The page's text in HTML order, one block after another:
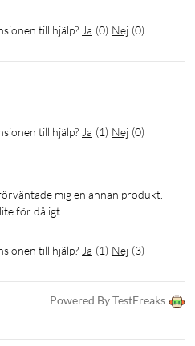
till hjälp? Ja (0) Nej (0)
till hjälp? Ja (1) Nej (0)
för dåligt.
till hjälp? Ja (1) Nej (3)
Powered By TestFreaks